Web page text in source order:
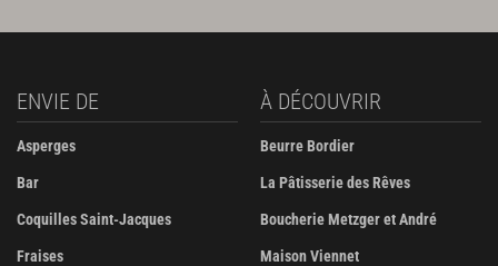
ENVIE DE
Asperges
Bar
Coquilles Saint-Jacques
Fraises
À DÉCOUVRIR
Beurre Bordier
La Pâtisserie des Rêves
Boucherie Metzger et André
Maison Viennet